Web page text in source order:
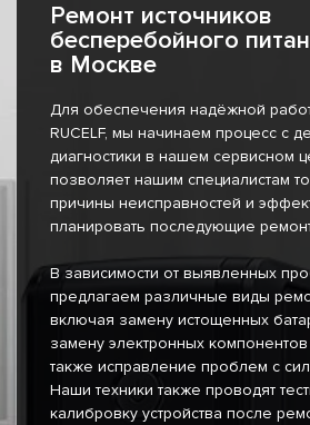
Ремонт источников
бесперебойного
в Москве
Для обеспечения надёжной
RUCELF, мы начинаем процесс с
диагностики в нашем сервисном
позволяет нашим специалистам
причины неисправностей и
планировать последующие
В зависимости от выявленных
предлагаем различные виды
включая замену истощенных
замену электронных
также исправление проблем с
Наши техники также проводят
калибровку устройства после